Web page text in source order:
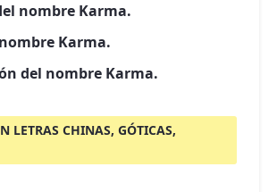
nombre Karma.
Karma.
del nombre Karma.
LETRAS CHINAS, GÓTICAS,